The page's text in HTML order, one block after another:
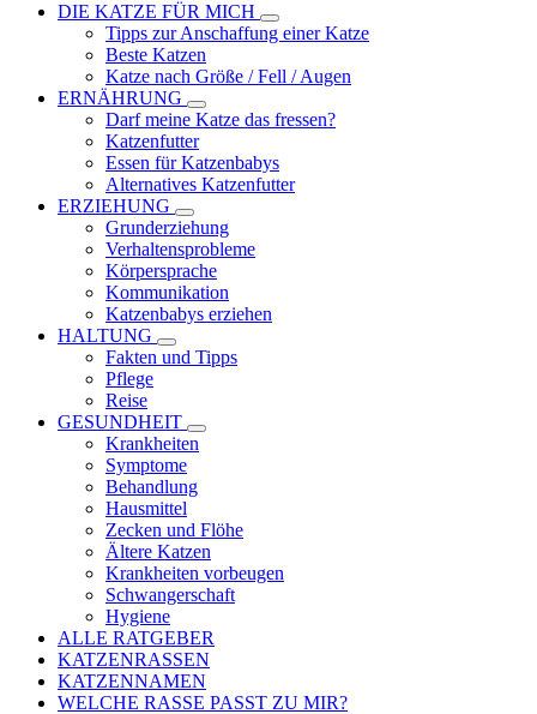
DIE KATZE FÜR MICH
Tipps zur Anschaffung einer Katze
Beste Katzen
Katze nach Größe / Fell / Augen
ERNÄHRUNG
Darf meine Katze das fressen?
Katzenfutter
Essen für Katzenbabys
Alternatives Katzenfutter
ERZIEHUNG
Grunderziehung
Verhaltensprobleme
Körpersprache
Kommunikation
Katzenbabys erziehen
HALTUNG
Fakten und Tipps
Pflege
Reise
GESUNDHEIT
Krankheiten
Symptome
Behandlung
Hausmittel
Zecken und Flöhe
Ältere Katzen
Krankheiten vorbeugen
Schwangerschaft
Hygiene
ALLE RATGEBER
KATZENRASSEN
KATZENNAMEN
WELCHE RASSE PASST ZU MIR?